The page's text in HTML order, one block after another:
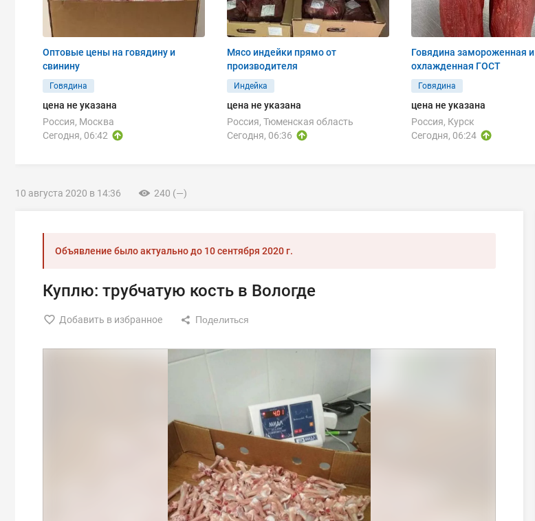
Оптовые цены на говядину и
свинину
Говядина
цена не указана
Россия, Москва
Сегодня, 06:42
Мясо индейки прямо от
производителя
Индейка
цена не указана
Россия, Тюменская область
Сегодня, 06:36
Говядина замороженная и
охлажденная ГОСТ
Говядина
цена не указана
Россия, Курск
Сегодня, 06:24
10 августа 2020 в 14:36 240 (—)
Объявление было актуально до 10 сентября 2020 г.
Куплю: трубчатую кость в Вологде
Добавить в избранное